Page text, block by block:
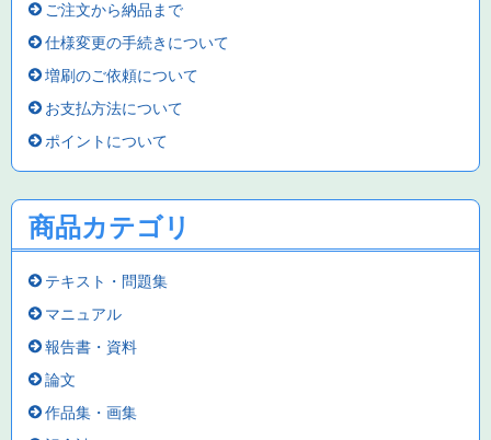
ご注文から納品まで
仕様変更の手続きについて
増刷のご依頼について
お支払方法について
ポイントについて
商品カテゴリ
テキスト・問題集
マニュアル
報告書・資料
論文
作品集・画集